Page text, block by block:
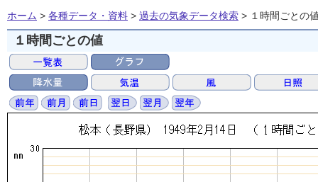
ホーム > 各種データ・資料 > 過去の気象データ検索 > １時間ごとの
１時間ごとの値